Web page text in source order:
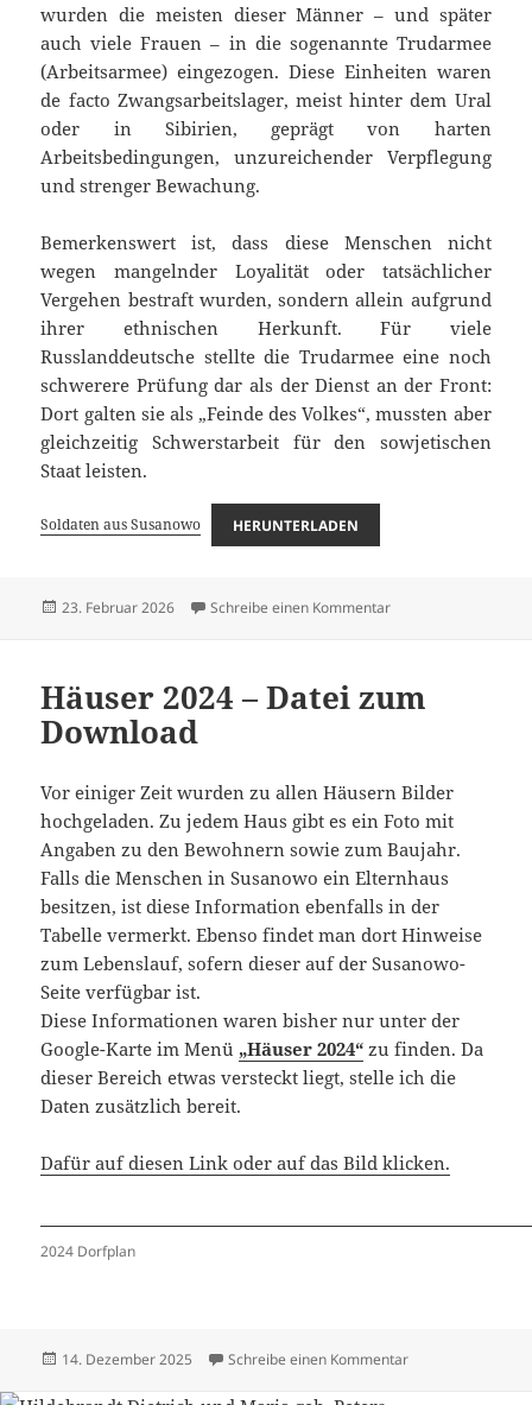
wurden die meisten dieser Männer – und später
auch viele Frauen – in die sogenannte Trudarmee
(Arbeitsarmee) eingezogen. Diese Einheiten waren
de facto Zwangsarbeitslager, meist hinter dem Ural
oder in Sibirien, geprägt von harten
Arbeitsbedingungen, unzureichender Verpflegung
und strenger Bewachung.
Bemerkenswert ist, dass diese Menschen nicht
wegen mangelnder Loyalität oder tatsächlicher
Vergehen bestraft wurden, sondern allein aufgrund
ihrer ethnischen Herkunft. Für viele
Russlanddeutsche stellte die Trudarmee eine noch
schwerere Prüfung dar als der Dienst an der Front:
Dort galten sie als „Feinde des Volkes“, mussten aber
gleichzeitig Schwerstarbeit für den sowjetischen
Staat leisten.
Soldaten aus Susanowo HERUNTERLADEN
Veröffentlicht
23. Februar 2026 Schreibe einen Kommentarzu Soldaten aus
Häuser 2024 – Datei zum
Download
Vor einiger Zeit wurden zu allen Häusern Bilder
hochgeladen. Zu jedem Haus gibt es ein Foto mit
Angaben zu den Bewohnern sowie zum Baujahr.
Falls die Menschen in Susanowo ein Elternhaus
besitzen, ist diese Information ebenfalls in der
Tabelle vermerkt. Ebenso findet man dort Hinweise
zum Lebenslauf, sofern dieser auf der Susanowo-
Seite verfügbar ist.
Diese Informationen waren bisher nur unter der
Google-Karte im Menü „Häuser 2024“ zu finden. Da
dieser Bereich etwas versteckt liegt, stelle ich die
Daten zusätzlich bereit.
Dafür auf diesen Link oder auf das Bild klicken.
2024 Dorfplan
Veröffentlicht
14. Dezember 2025 Schreibe einen Kommentarzu Häuser 2024 –